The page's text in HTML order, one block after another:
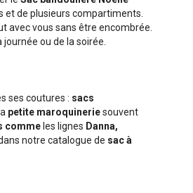
et de plusieurs compartiments.
avec vous sans être encombrée.
journée ou de la soirée.
ses coutures : sacs
petite maroquineriesouvent
comme les lignes Danna,
notre catalogue de sac à